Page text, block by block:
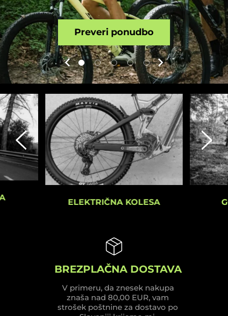
Preveri ponudbo
ELEKTRIČNA KOLESA
BREZPLAČNA DOSTAVA
V primeru, da znesek nakupa
znaša nad 80,00 EUR, vam
strošek poštnine za dostavo po